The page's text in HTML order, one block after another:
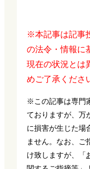
※本記事は記事
の法令・情報に
現在の状況とは
めご了承くださ
※この記事は専門
ておりますが、万
に損害が生じた場
ません。なお、ご
け致しますが、「